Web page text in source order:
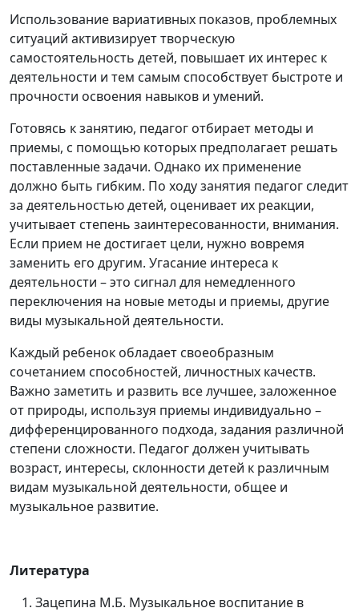
Использование вариативных показов, проблемных
ситуаций активизирует творческую
самостоятельность детей, повышает их интерес к
деятельности и тем самым способствует быстроте и
прочности освоения навыков и умений.
Готовясь к занятию, педагог отбирает методы и
приемы, с помощью которых предполагает решать
поставленные задачи. Однако их применение
должно быть гибким. По ходу занятия педагог следит
за деятельностью детей, оценивает их реакции,
учитывает степень заинтересованности, внимания.
Если прием не достигает цели, нужно вовремя
заменить его другим. Угасание интереса к
деятельности – это сигнал для немедленного
переключения на новые методы и приемы, другие
виды музыкальной деятельности.
Каждый ребенок обладает своеобразным
сочетанием способностей, личностных качеств.
Важно заметить и развить все лучшее, заложенное
от природы, используя приемы индивидуально –
дифференцированного подхода, задания различной
степени сложности. Педагог должен учитывать
возраст, интересы, склонности детей к различным
видам музыкальной деятельности, общее и
музыкальное развитие.
Литература
Зацепина М.Б. Музыкальное воспитание в